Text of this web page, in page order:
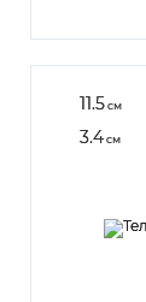
11.5см
3.4см